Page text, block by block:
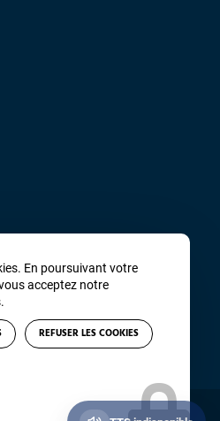
Winsiders
En poursuivant votre
acceptez notre
REFUSER LES COOKIES